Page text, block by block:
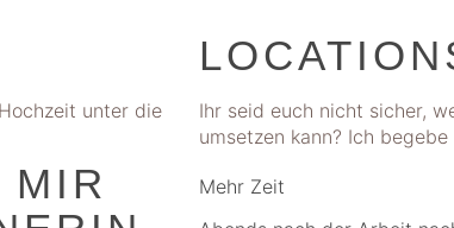
unter die
Ihr seid euch nicht sicher,
umsetzen kann? Ich
MIR
Mehr Zeit